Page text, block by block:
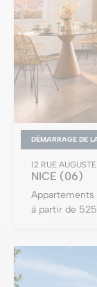
DÉMARRAGE DE
12 RUE AUGUSTE
NICE (06)
à partir de